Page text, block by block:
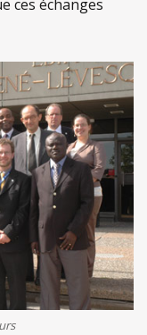
ces échanges